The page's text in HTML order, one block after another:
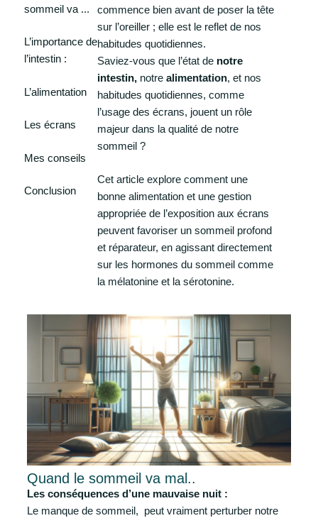
sommeil va ...
L’importance de
l’intestin :
L’alimentation
Les écrans
Mes conseils
Conclusion
commence bien avant de poser la tête
sur l’oreiller ; elle est le reflet de nos
habitudes quotidiennes.
Saviez-vous que l’état de notre
intestin, notrealimentation, et nos
habitudes quotidiennes, comme
l’usage des écrans, jouent un rôle
majeur dans la qualité de notre
sommeil ?
Cet article explore comment une
bonne alimentation et une gestion
appropriée de l’exposition aux écrans
peuvent favoriser un sommeil profond
et réparateur, en agissant directement
sur les hormones du sommeil comme
la mélatonine et la sérotonine.
Quand le sommeil va mal..
Les conséquences d’une mauvaise nuit :
Le manque de sommeil, peut vraiment perturber notre